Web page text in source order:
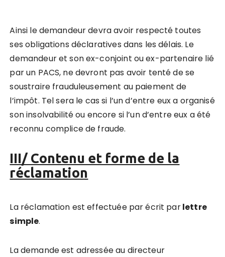
Ainsi le demandeur devra avoir respecté toutes
ses obligations déclaratives dans les délais. Le
demandeur et son ex-conjoint ou ex-partenaire lié
par un PACS, ne devront pas avoir tenté de se
soustraire frauduleusement au paiement de
l’impôt. Tel sera le cas si l’un d’entre eux a organisé
son insolvabilité ou encore si l’un d’entre eux a été
reconnu complice de fraude.
III/ Contenu et forme de la
réclamation
La réclamation est effectuée par écrit parlettre
simple.
La demande est adressée au directeur